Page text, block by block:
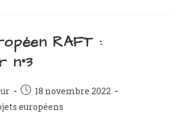
RAFT :
n°3
Publication
publiée :
18 novembre 2022
européens